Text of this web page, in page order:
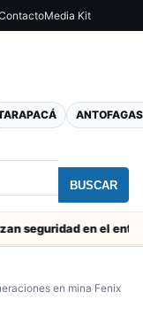
Media Kit
BUSCAR
en el entorno
en mina Fenix